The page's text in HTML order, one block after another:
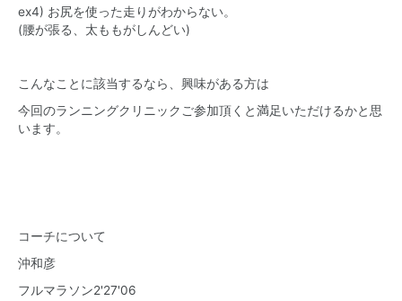
ex4) お尻を使った走りがわからない。
(腰が張る、太ももがしんどい)
こんなことに該当するなら、興味がある方は
今回のランニングクリニックご参加頂くと満足いただけるかと思
います。
コーチについて
沖和彦
フルマラソン2'27'06